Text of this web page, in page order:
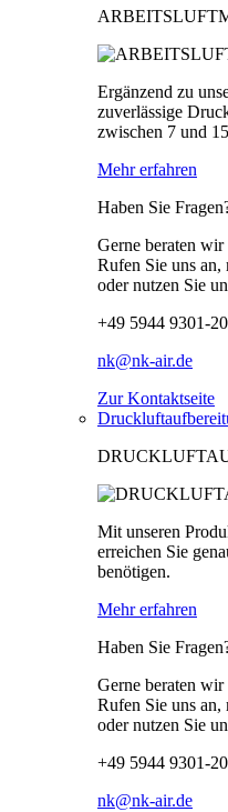
Ergänzend zu
zuverlässige
zwischen 7 und
Mehr erfahren
Haben Sie
Gerne beraten wir
Rufen Sie uns an,
oder nutzen Sie
+49 5944 9301-
nk@nk-air.de
Zur Kontaktseite
Mit unseren
erreichen Sie
benötigen.
Mehr erfahren
Haben Sie
Gerne beraten wir
Rufen Sie uns an,
oder nutzen Sie
+49 5944 9301-
nk@nk-air.de